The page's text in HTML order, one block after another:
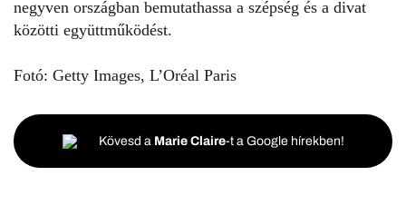
negyven országban bemutathassa a szépség és a divat
közötti együttműködést.
Fotó: Getty Images, L’Oréal Paris
Kövesd a Marie Claire-t a Google hírekben!